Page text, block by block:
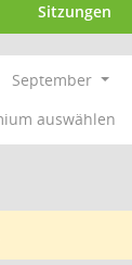
Sitzungen
September
auswählen